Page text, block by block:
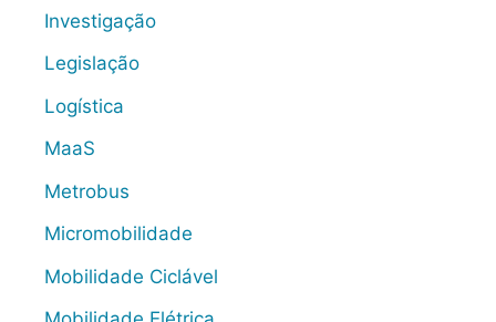
Investigação
Legislação
Logística
MaaS
Metrobus
Micromobilidade
Mobilidade Ciclável